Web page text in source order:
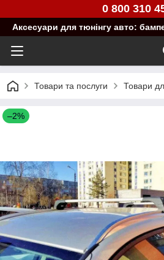
0 800 310
Аксесуари для тюнінгу авто:
Товари та послуги Товари
–2%